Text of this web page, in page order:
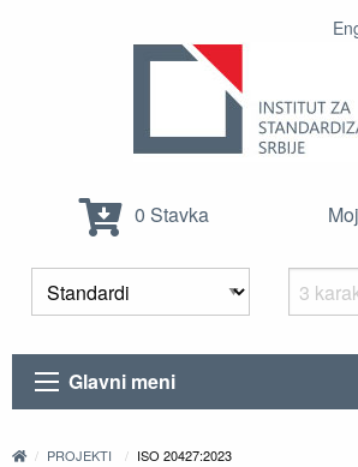
0 Stavka
Glavni meni
PROJEKTI ISO 20427:2023